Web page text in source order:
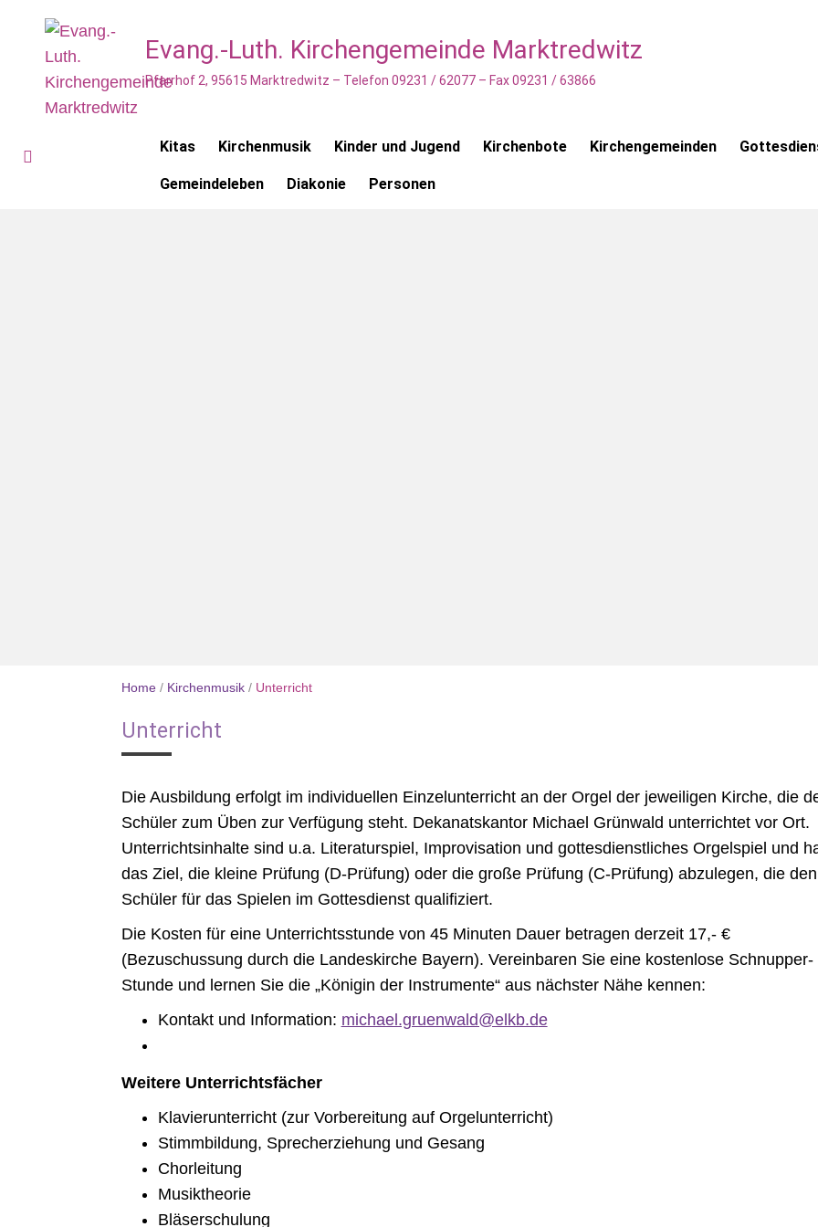
Evang.-Luth. Kirchengemeinde Marktredwitz
Pfarrhof 2, 95615 Marktredwitz – Telefon 09231 / 62077 – Fax 09231 / 63866
Kitas Kirchenmusik Kinder und Jugend Kirchenbote Kirchengemeinden
Gemeindeleben Diakonie Personen
Home/ Kirchenmusik/ Unterricht
Unterricht
Die Ausbildung erfolgt im individuellen Einzelunterricht an der Orgel der jeweiligen Kirche, die
Schüler zum Üben zur Verfügung steht. Dekanatskantor Michael Grünwald unterrichtet vor Ort.
Unterrichtsinhalte sind u.a. Literaturspiel, Improvisation und gottesdienstliches Orgelspiel und
das Ziel, die kleine Prüfung (D-Prüfung) oder die große Prüfung (C-Prüfung) abzulegen, die den
Schüler für das Spielen im Gottesdienst qualifiziert.
Die Kosten für eine Unterrichtsstunde von 45 Minuten Dauer betragen derzeit 17,- €
(Bezuschussung durch die Landeskirche Bayern). Vereinbaren Sie eine kostenlose Schnupper-
Stunde und lernen Sie die „Königin der Instrumente“ aus nächster Nähe kennen:
Kontakt und Information: michael.gruenwald@elkb.de
Weitere Unterrichtsfächer
Klavierunterricht (zur Vorbereitung auf Orgelunterricht)
Stimmbildung, Sprecherziehung und Gesang
Chorleitung
Musiktheorie
Bläserschulung